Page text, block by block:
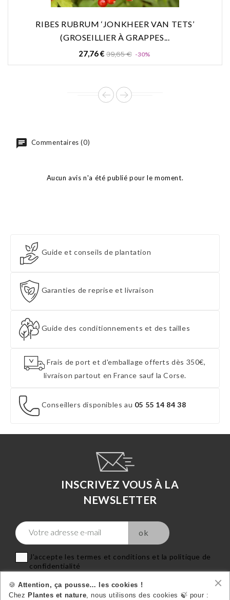
RIBES RUBRUM ‘JONKHEER VAN TETS’
(GROSEILLIER À GRAPPES...
27,76 €Prix
39,65 € -30%
Commentaires (0)
Aucun avis n'a été publié pour le moment.
Guide et conseils de plantation
Garanties de reprise et livraison
Guide des conditionnements et des tailles
Frais de port et d'emballage offerts dès 350€,
livraison partout en France sauf la Corse.
Conseillers disponibles au 05 55 14 84 38
INSCRIVEZ VOUS À LA
NEWSLETTER
J'accepte les termes et conditions et la politique de
confidentialité
🍪Attention, ça pousse… les cookies !
Chez Plantes et nature, nous utilisons des cookies 🍃 pour :